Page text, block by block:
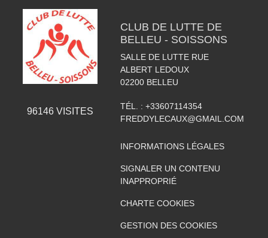
96146VISITES
CLUB DE LUTTE DE
BELLEU - SOISSONS
SALLE DE LUTTE RUE
ALBERT LEDOUX
02200 BELLEU
TÉL. : +33607114354
FREDDYLECAUX@GMAIL.COM
INFORMATIONS LÉGALES
SIGNALER UN CONTENU
INAPPROPRIÉ
CHARTE COOKIES
GESTION DES COOKIES